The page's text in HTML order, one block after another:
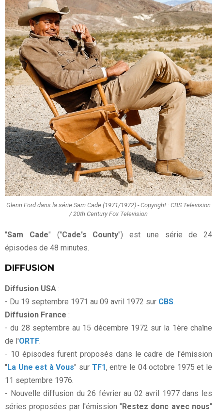
Glenn Ford dans la série Sam Cade (1971/1972) - Copyright : CBS Television
/ 20th Century Fox Television
"Sam Cade" ("Cade's County") est une série de 24
épisodes de 48 minutes.
DIFFUSION
Diffusion USA :
- Du 19 septembre 1971 au 09 avril 1972 sur CBS
Diffusion France :
- du 28 septembre au 15 décembre 1972 sur la 1ère chaîne
de l'ORTF
- 10 épisodes furent proposés dans le cadre de l'émission
"La Une est à Vous" sur TF1, entre le 04 octobre 1975 et le
11 septembre 1976.
- Nouvelle diffusion du 26 février au 02 avril 1977 dans les
séries proposées par l'émission "Restez donc avec nous"